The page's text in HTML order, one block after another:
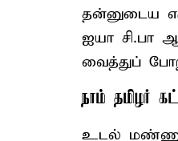
தன்னுடைய
ஐயா சி.பா
வைத்துப்
நாம் தமிழர்
உடல்